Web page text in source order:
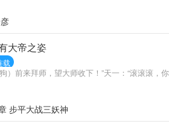
大帝之姿
载
）前来拜师，望大师收下！”天一：“滚滚滚
步平大战三妖神